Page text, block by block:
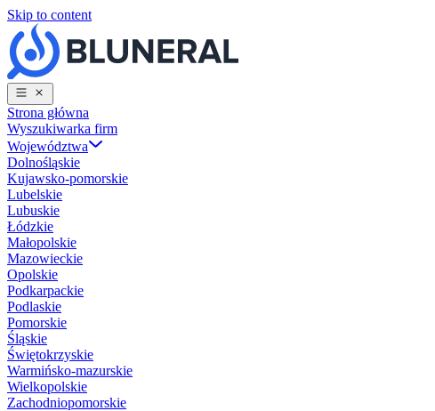
Skip to content
Strona główna
Wyszukiwarka firm
Województwa
Dolnośląskie
Kujawsko-pomorskie
Lubelskie
Lubuskie
Łódzkie
Małopolskie
Mazowieckie
Opolskie
Podkarpackie
Podlaskie
Pomorskie
Śląskie
Świętokrzyskie
Warmińsko-mazurskie
Wielkopolskie
Zachodniopomorskie